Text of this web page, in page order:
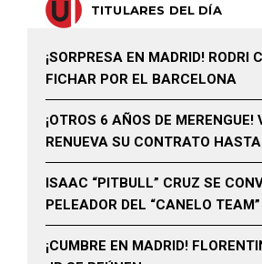
TITULARES DEL DÍA
¡SORPRESA EN MADRID! RODRI
FICHAR POR EL BARCELONA
¡OTROS 6 AÑOS DE MERENGUE!
RENUEVA SU CONTRATO
ISAAC “PITBULL” CRUZ SE
PELEADOR DEL “CANELO TEAM”
¡CUMBRE EN MADRID!